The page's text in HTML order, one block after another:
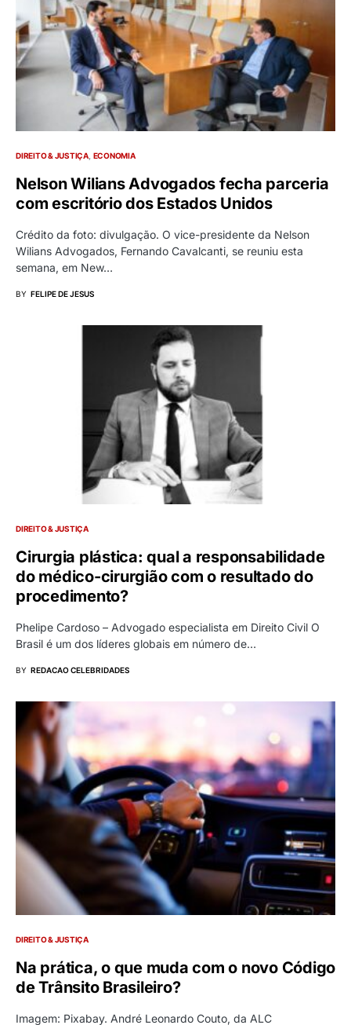
DIREITO & JUSTIÇA ECONOMIA
Nelson Wilians Advogados fecha parceria
com escritório dos Estados Unidos
Crédito da foto: divulgação. O vice-presidente da Nelson
Wilians Advogados, Fernando Cavalcanti, se reuniu esta
semana, em New…
BY FELIPE DE JESUS
DIREITO & JUSTIÇA
Cirurgia plástica: qual a responsabilidade
do médico-cirurgião com o resultado do
procedimento?
Phelipe Cardoso – Advogado especialista em Direito Civil O
Brasil é um dos líderes globais em número de…
BY REDACAO CELEBRIDADES
DIREITO & JUSTIÇA
Na prática, o que muda com o novo Código
de Trânsito Brasileiro?
Imagem: Pixabay. André Leonardo Couto, da ALC